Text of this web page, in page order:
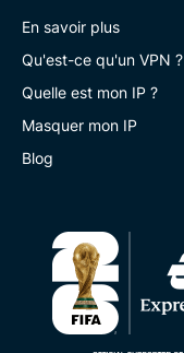
En savoir plus
Qu'est-ce qu'un VPN ?
Quelle est mon IP ?
Masquer mon IP
Blog